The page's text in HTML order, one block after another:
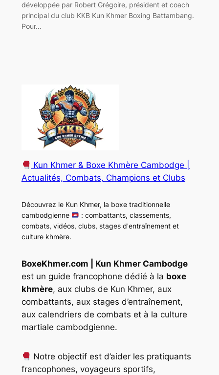
développée par Robert Grégoire, président et coach
principal du club KKB Kun Khmer Boxing Battambang.
Pour…
Kun Khmer & Boxe Khmère Cambodge |
Actualités, Combats, Champions et Clubs
Découvrez le Kun Khmer, la boxe traditionnelle
cambodgienne
: combattants, classements,
combats, vidéos, clubs, stages d'entraînement et
culture khmère.
BoxeKhmer.com | Kun Khmer Cambodge
est un guide francophone dédié à la boxe
khmère, aux clubs de Kun Khmer, aux
combattants, aux stages d’entraînement,
aux calendriers de combats et à la culture
martiale cambodgienne.
Notre objectif est d’aider les pratiquants
francophones, voyageurs sportifs,